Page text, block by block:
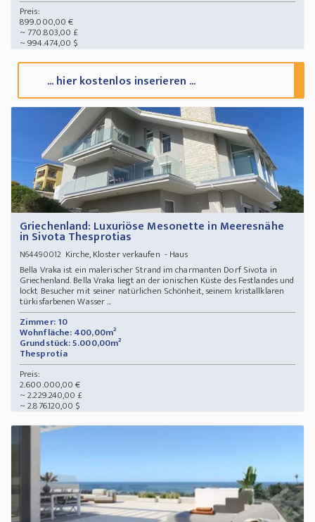
Preis:
899.000,00 €
~ 770.803,00 £
~ 994.474,00 $
... hier kostenlos inserieren ...
Griechenland: Luxuriöse Mesonette in Meeresnähe
in Sivota Thesprotias
N64490012Kirche, Kloster verkaufen - Haus
Bella Vraka ist ein malerischer Strand im charmanten Dorf Sivota in
Griechenland. Bella Vraka liegt an der ionischen Küste des Festlandes und
lockt Besucher mit seiner natürlichen Schönheit, seinem kristallklaren
türkisfarbenen Wasser ...
Zimmer: 10
Wohnfläche: 400,00m²
Grundstück: 5.000,00m²
Thesprotía
Preis:
2.600.000,00 €
~ 2.229.240,00 £
~ 2.876.120,00 $